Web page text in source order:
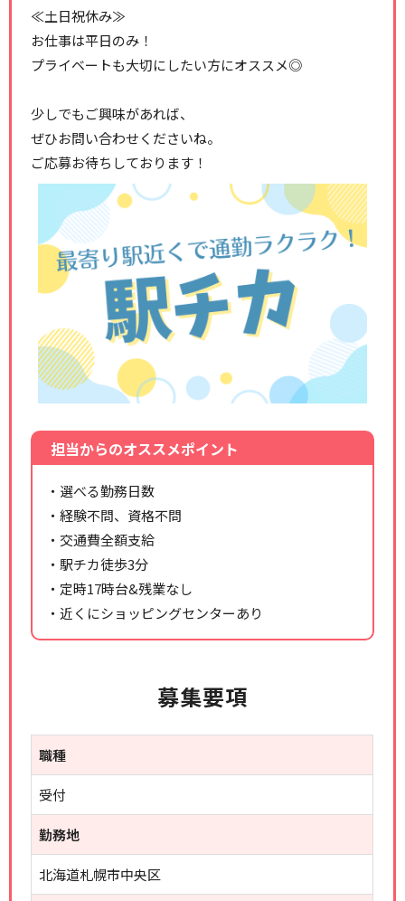
≪土日祝休み≫
お仕事は平日のみ！
プライベートも大切にしたい方にオススメ◎
少しでもご興味があれば、
ぜひお問い合わせくださいね。
ご応募お待ちしております！
担当からのオススメポイント
・選べる勤務日数
・経験不問、資格不問
・交通費全額支給
・駅チカ徒歩3分
・定時17時台&残業なし
・近くにショッピングセンターあり
募集要項
職種
受付
勤務地
北海道札幌市中央区